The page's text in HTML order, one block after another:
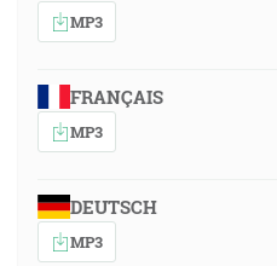
MP3
FRANÇAIS
MP3
DEUTSCH
MP3